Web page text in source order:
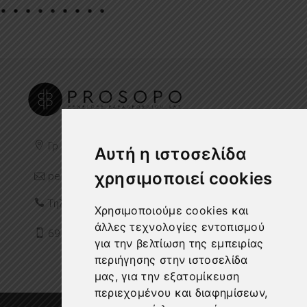
Αυτή η ιστοσελίδα
χρησιμοποιεί cookies
Χρησιμοποιούμε cookies και
άλλες τεχνολογίες εντοπισμού
για την βελτίωση της εμπειρίας
περιήγησης στην ιστοσελίδα
μας, για την εξατομίκευση
περιεχομένου και διαφημίσεων,
Γρ. Λαμπράκη 59 Χαλάνδρι 15238
penelope@p-prosopo.gr
Τηλ:
211 406 7433
698 7815 367